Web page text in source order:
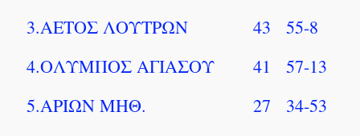
3.ΑΕΤΟΣ ΛΟΥΤΡΩΝ
43
55-8
4.ΟΛΥΜΠΟΣ ΑΓΙΑΣΟΥ
41
57-13
5.ΑΡΙΩΝ ΜΗΘ.
27
34-53